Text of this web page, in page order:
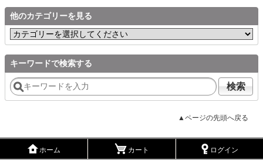
他のカテゴリーを見る
キーワードで検索する
検索
▲ページの先頭へ戻る
ホーム カート ログイン